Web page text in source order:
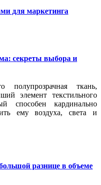
для маркетинга
секреты выбора и
ткань,
элемент текстильного
способен кардинально
ему воздуха, света и
разнице в объеме